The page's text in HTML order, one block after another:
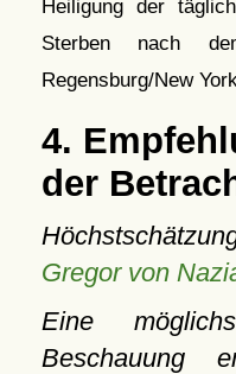
Heiligung der
Sterben nach
Regensburg/New
4.
der
Gregor von
Eine
Beschauung